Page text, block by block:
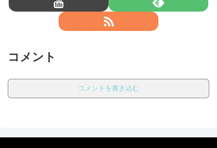
コメント
コメントを書き込む